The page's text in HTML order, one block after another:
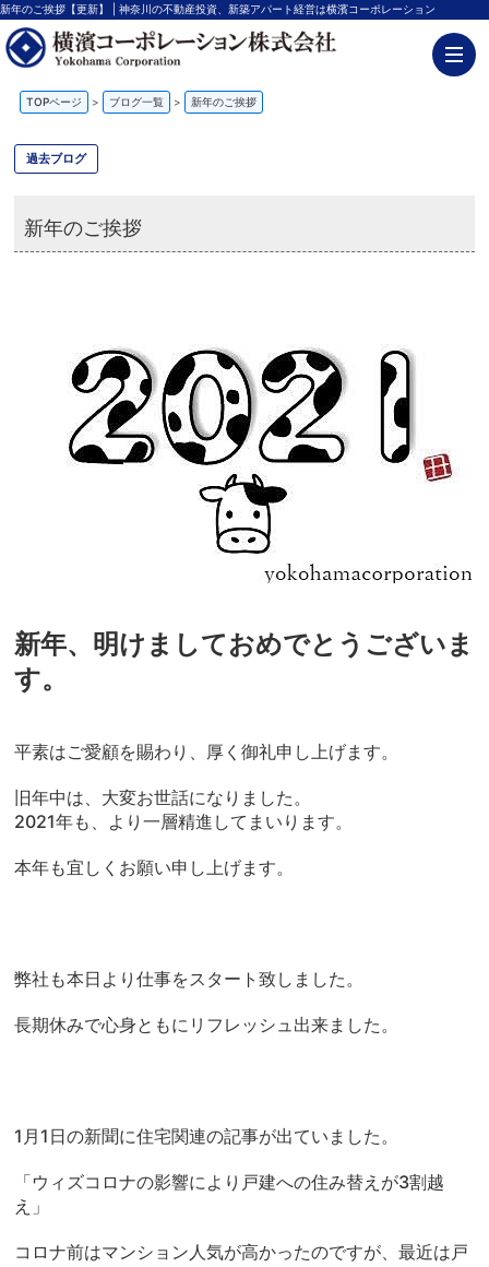
新年のご挨拶【更新】 | 神奈川の不動産投資、新築アパート経営は横濱コーポレーション
TOPページ > ブログ一覧 > 新年のご挨拶
過去ブログ
新年のご挨拶
新年、明けましておめでとうございま
す。
平素はご愛顧を賜わり、厚く御礼申し上げます。
旧年中は、大変お世話になりました。
2021年も、より一層精進してまいります。
本年も宜しくお願い申し上げます。
弊社も本日より仕事をスタート致しました。
長期休みで心身ともにリフレッシュ出来ました。
1月1日の新聞に住宅関連の記事が出ていました。
「ウィズコロナの影響により戸建への住み替えが3割越
え」
コロナ前はマンション人気が高かったのですが、最近は戸